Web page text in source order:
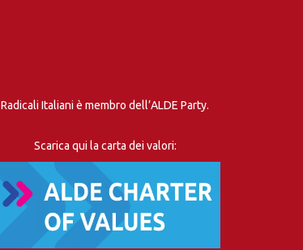
Radicali Italiani è membro dell’ALDE Party.
Scarica qui la carta dei valori: